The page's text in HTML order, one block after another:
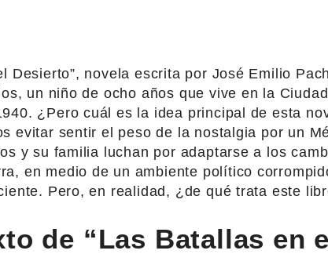
Desierto”, novela escrita por José Emilio
un niño de ocho años que vive en la
¿Pero cuál es la idea principal de esta
evitar sentir el peso de la nostalgia por un
y su familia luchan por adaptarse a los
en medio de un ambiente político
Pero, en realidad, ¿de qué trata este
de “Las Batallas en